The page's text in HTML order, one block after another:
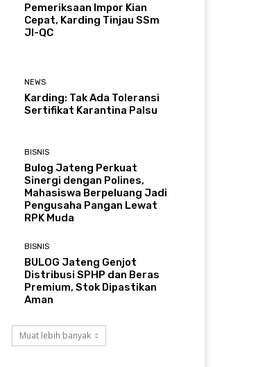
Pemeriksaan Impor Kian
Cepat, Karding Tinjau SSm
JI-QC
NEWS
Karding: Tak Ada Toleransi
Sertifikat Karantina Palsu
BISNIS
Bulog Jateng Perkuat
Sinergi dengan Polines,
Mahasiswa Berpeluang Jadi
Pengusaha Pangan Lewat
RPK Muda
BISNIS
BULOG Jateng Genjot
Distribusi SPHP dan Beras
Premium, Stok Dipastikan
Aman
Muat lebih banyak